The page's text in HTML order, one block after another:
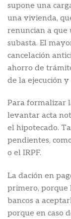
supone una
una vivienda,
renuncian a que
subasta. El
cancelación
ahorro de
de la ejecución
Para formalizar
levantar acta
el hipotecado.
pendientes,
o el IRPF.
La dación en
primero, porque
bancos a
porque en caso